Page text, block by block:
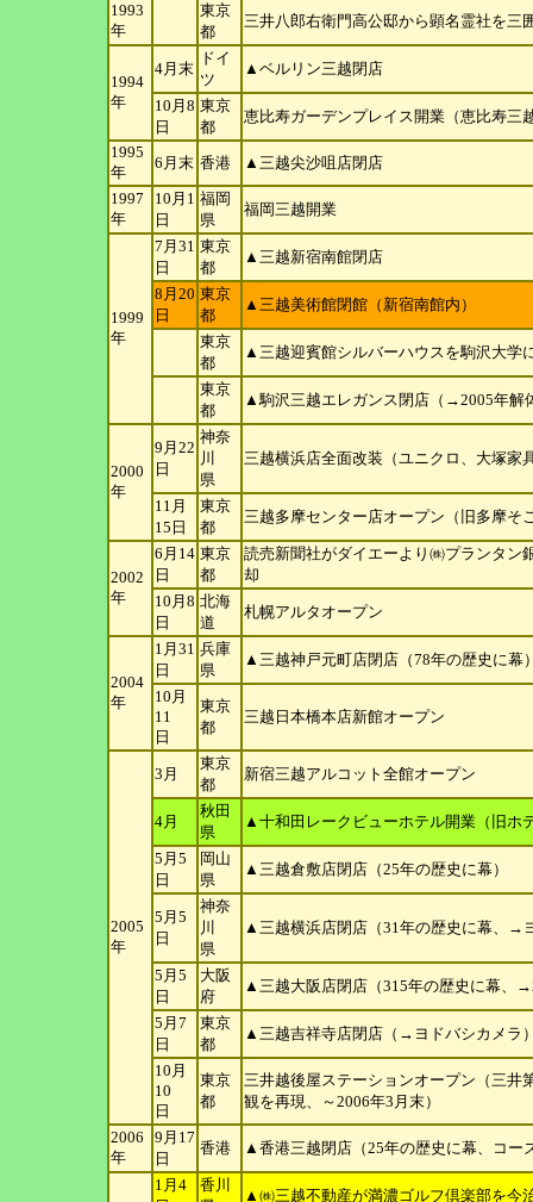
1993
年
東京
都
三井八郎右衛門高公邸から顕名霊社を三
1994
年
4月末
ドイ
ツ
▲ベルリン三越閉店
10月8
日
東京
都
恵比寿ガーデンプレイス開業（恵比寿三
1995
年
6月末 香港
▲三越尖沙咀店閉店
1997
年
10月1
日
福岡
県
福岡三越開業
1999
年
7月31
日
東京
都
▲三越新宿南館閉店
8月20
日
東京
都
▲三越美術館閉館（新宿南館内）
東京
都
▲三越迎賓館シルバーハウスを駒沢大学
東京
都
▲駒沢三越エレガンス閉店（→2005年解
2000
年
9月22
日
神奈
川
県
三越横浜店全面改装（ユニクロ、大塚家
11月
15 日
東京
都
三越多摩センター店オープン（旧多摩そ
2002
年
6月14
日
東京
都
読売新聞社がダイエーより㈱プランタン
却
10月8
日
北海
道
札幌アルタオープン
2004
年
1月31
日
兵庫
県
▲三越神戸元町店閉店（78年の歴史に幕
10月
11
日
東京
都
三越日本橋本店新館オープン
2005
年
3月
東京
都
新宿三越アルコット全館オープン
4月
秋田
県
▲十和田レークビューホテル開業（旧ホ
5月5
日
岡山
県
▲三越倉敷店閉店（25年の歴史に幕）
5月5
日
神奈
川
県
▲三越横浜店閉店（31年の歴史に幕、→
5月5
日
大阪
府
▲三越大阪店閉店（315年の歴史に幕、
5月7
日
東京
都
▲三越吉祥寺店閉店（→ヨドバシカメラ
10月
10
日
東京
都
三井越後屋ステーションオープン（三井
観を再現、～2006年3月末）
2006
年
9月17
日
香港 ▲香港三越閉店（25年の歴史に幕、コー
1月4
香川
▲㈱三越不動産が満濃ゴルフ倶楽部を今